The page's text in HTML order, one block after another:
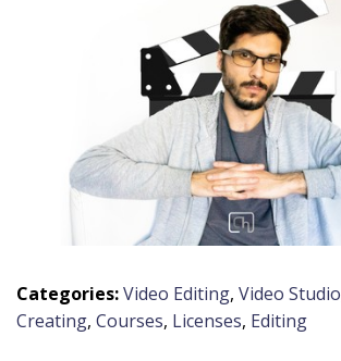
Categories:Video Editing, Video Studio
Creating, Courses, Licenses, Editing